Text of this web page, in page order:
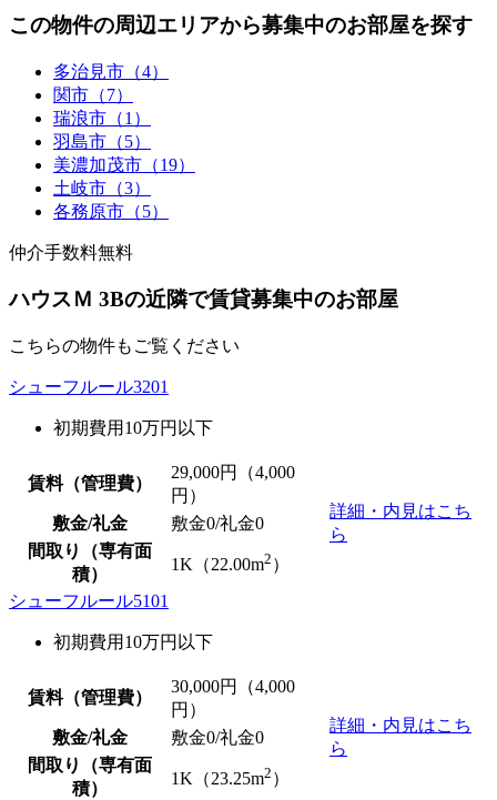
この物件の周辺エリアから募集中のお部屋を探す
多治見市（4）
関市（7）
瑞浪市（1）
羽島市（5）
美濃加茂市（19）
土岐市（3）
各務原市（5）
仲介手数料無料
ハウスＭ 3Bの近隣で賃貸募集中のお部屋
こちらの物件もご覧ください
シューフルール3201
初期費用10万円以下
賃料（管理費）
29,000円（4,000
円）
詳細・内見はこち
ら
敷金/礼金 敷金0/礼金0
間取り（専有面
積）
1K（22.00m2 ）
シューフルール5101
初期費用10万円以下
賃料（管理費）
30,000円（4,000
円）
詳細・内見はこち
ら
敷金/礼金 敷金0/礼金0
間取り（専有面
積）
1K（23.25m2 ）